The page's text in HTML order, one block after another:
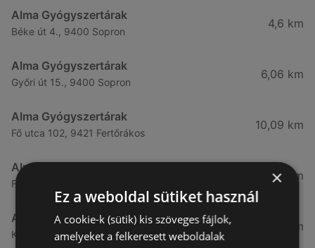
Alma Gyógyszertárak
Béke út 4., 9400 Sopron
4,6 km
Alma Gyógyszertárak
Győri út 15., 9400 Sopron
6,06 km
Alma Gyógyszertárak
Fő utca 102, 9421 Fertőrákos
10,09 km
Alma Gyógyszertárak
Fő Utca 102., 9421 Sopron
10,27 km
Alma Gyógyszertárak
Kertekalja u. 1, 9437 Hegykő
21,83 km
×
Ez a weboldal sütiket használ
A cookie-k (sütik) kis szöveges fájlok,
amelyeket a felkeresett weboldalak